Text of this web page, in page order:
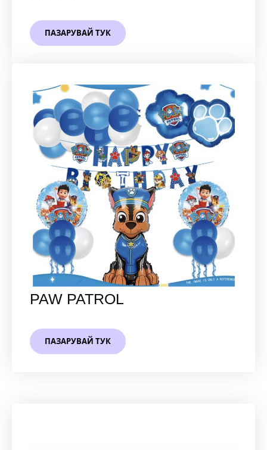
ПАЗАРУВАЙ ТУК
PAW PATROL
ПАЗАРУВАЙ ТУК